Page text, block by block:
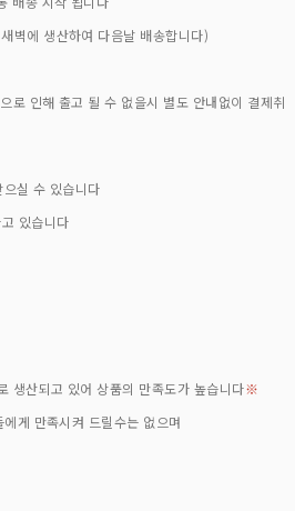
벽에 생산하여 다음날 배송합니다)
로 인해 출고 될 수 없을시 별도 안내없이 결제취
실 수 있습니다
있습니다
생산되고 있어 상품의 만족도가 높습니다※
게 만족시켜 드릴수는 없으며